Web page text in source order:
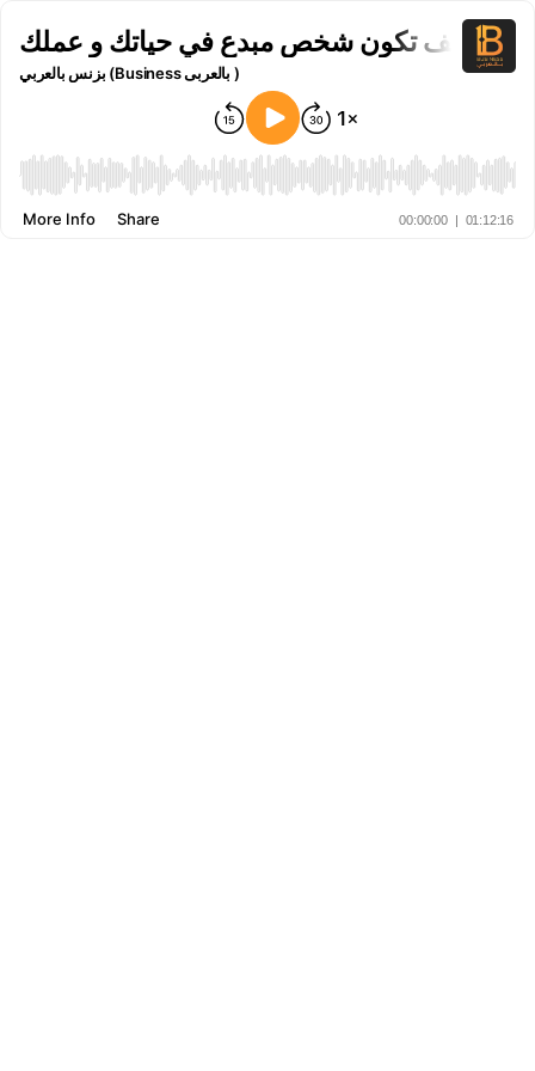
كيف تكون شخص مبدع في حياتك و عملك
بزنس بالعربي (Business بالعربى )
00:00:00 | 01:12:16
More Info Share